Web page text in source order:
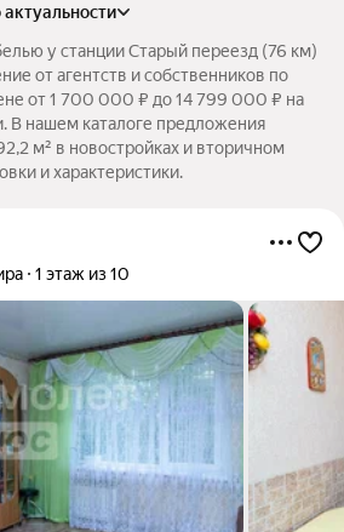
актуальности
у станции Старый переезд (76 км)
от агентств и собственников по
от 1 700 000 ₽ до 14 799 000 ₽ на
В нашем каталоге предложения
м² в новостройках и вторичном
и характеристики.
1 этаж из 10